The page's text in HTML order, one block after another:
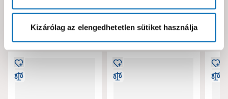
Kizárólag az elengedhetetlen sütiket használja
Neked ajánljuk!